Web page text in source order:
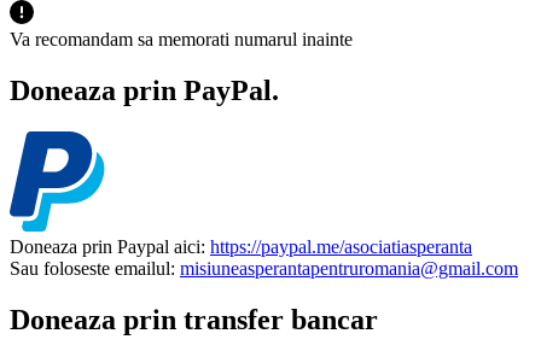
Va recomandam sa memorati numarul inainte
Doneaza prin PayPal.
Doneaza prin Paypal aici: https://paypal.me/asociatiasperanta
Sau foloseste emailul: misiuneasperantapentruromania@gmail.com
Doneaza prin transfer bancar